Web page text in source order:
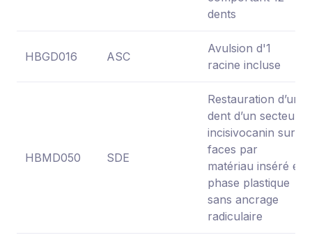
dents
HBGD016 ASC
Avulsion d'1
racine incluse
HBMD050 SDE
Restauration d’une
dent d’un secteur
incisivocanin sur 2
faces par
matériau inséré en
phase plastique
sans ancrage
radiculaire